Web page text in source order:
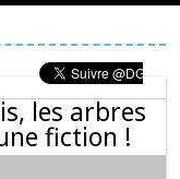
les arbres
fiction !